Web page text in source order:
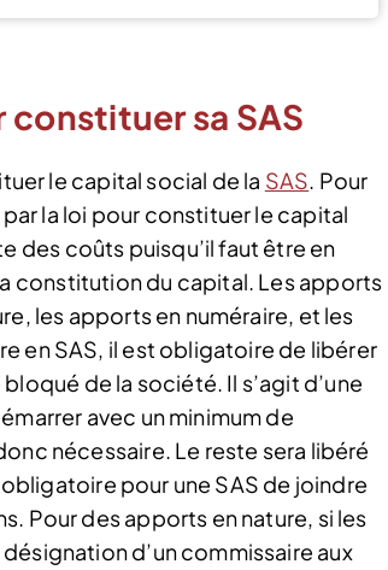
sa SAS
le capital social de la SAS. Pour
par la loi pour constituer le capital
des coûts puisqu’il faut être en
constitution du capital. Les apports
les apports en numéraire, et les
en SAS, il est obligatoire de libérer
de la société. Il s’agit d’une
avec un minimum de
nécessaire. Le reste sera libéré
pour une SAS de joindre
Pour des apports en nature, si les
d’un commissaire aux